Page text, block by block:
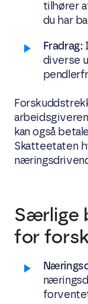
tilhører
du har
Fradrag:
diverse
kan også
Skatteetaten
Særlige
for